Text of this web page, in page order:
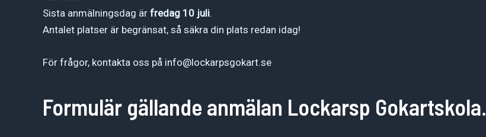
Sista anmälningsdag är fredag 10 juli.
Antalet platser är begränsat, så säkra din plats redan idag!
För frågor, kontakta oss på info@lockarpsgokart.se
Formulär gällande anmälan Lockarsp Gokartskola.